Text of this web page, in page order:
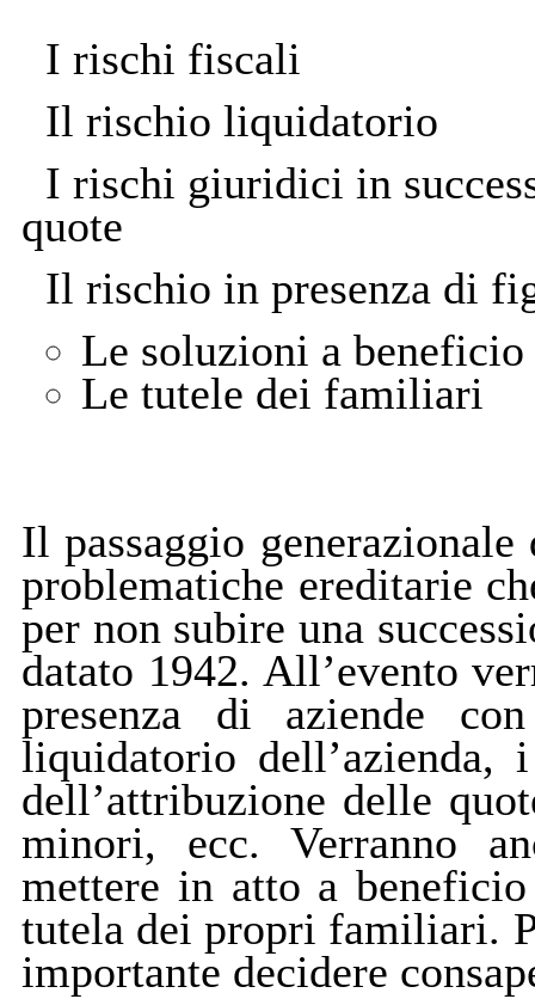
I rischi fiscali
Il rischio liquidatorio
I rischi giuridici in
quote
Il rischio in presenza di
Le soluzioni a
Le tutele dei familiari
Il passaggio
problematiche ereditarie
per non subire una
datato 1942. All’evento
presenza di aziende
liquidatorio
dell’attribuzione delle
minori, ecc. Verranno
mettere in atto a
tutela dei propri familiari.
importante decidere